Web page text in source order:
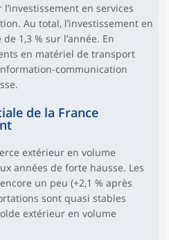
en services
Au total, l’investissement en
1,3 % sur l’année. En
en matériel de transport
communication
de la France
extérieur en volume
années de forte hausse. Les
un peu (+2,1 % après
sont quasi stables
extérieur en volume